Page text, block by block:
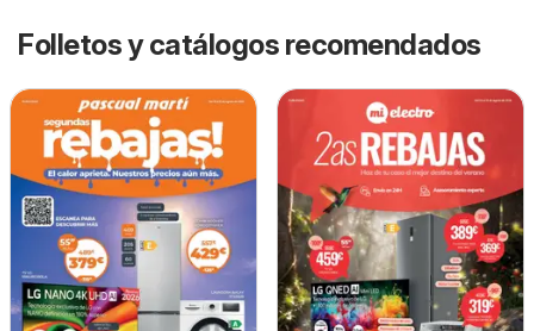
Folletos y catálogos recomendados